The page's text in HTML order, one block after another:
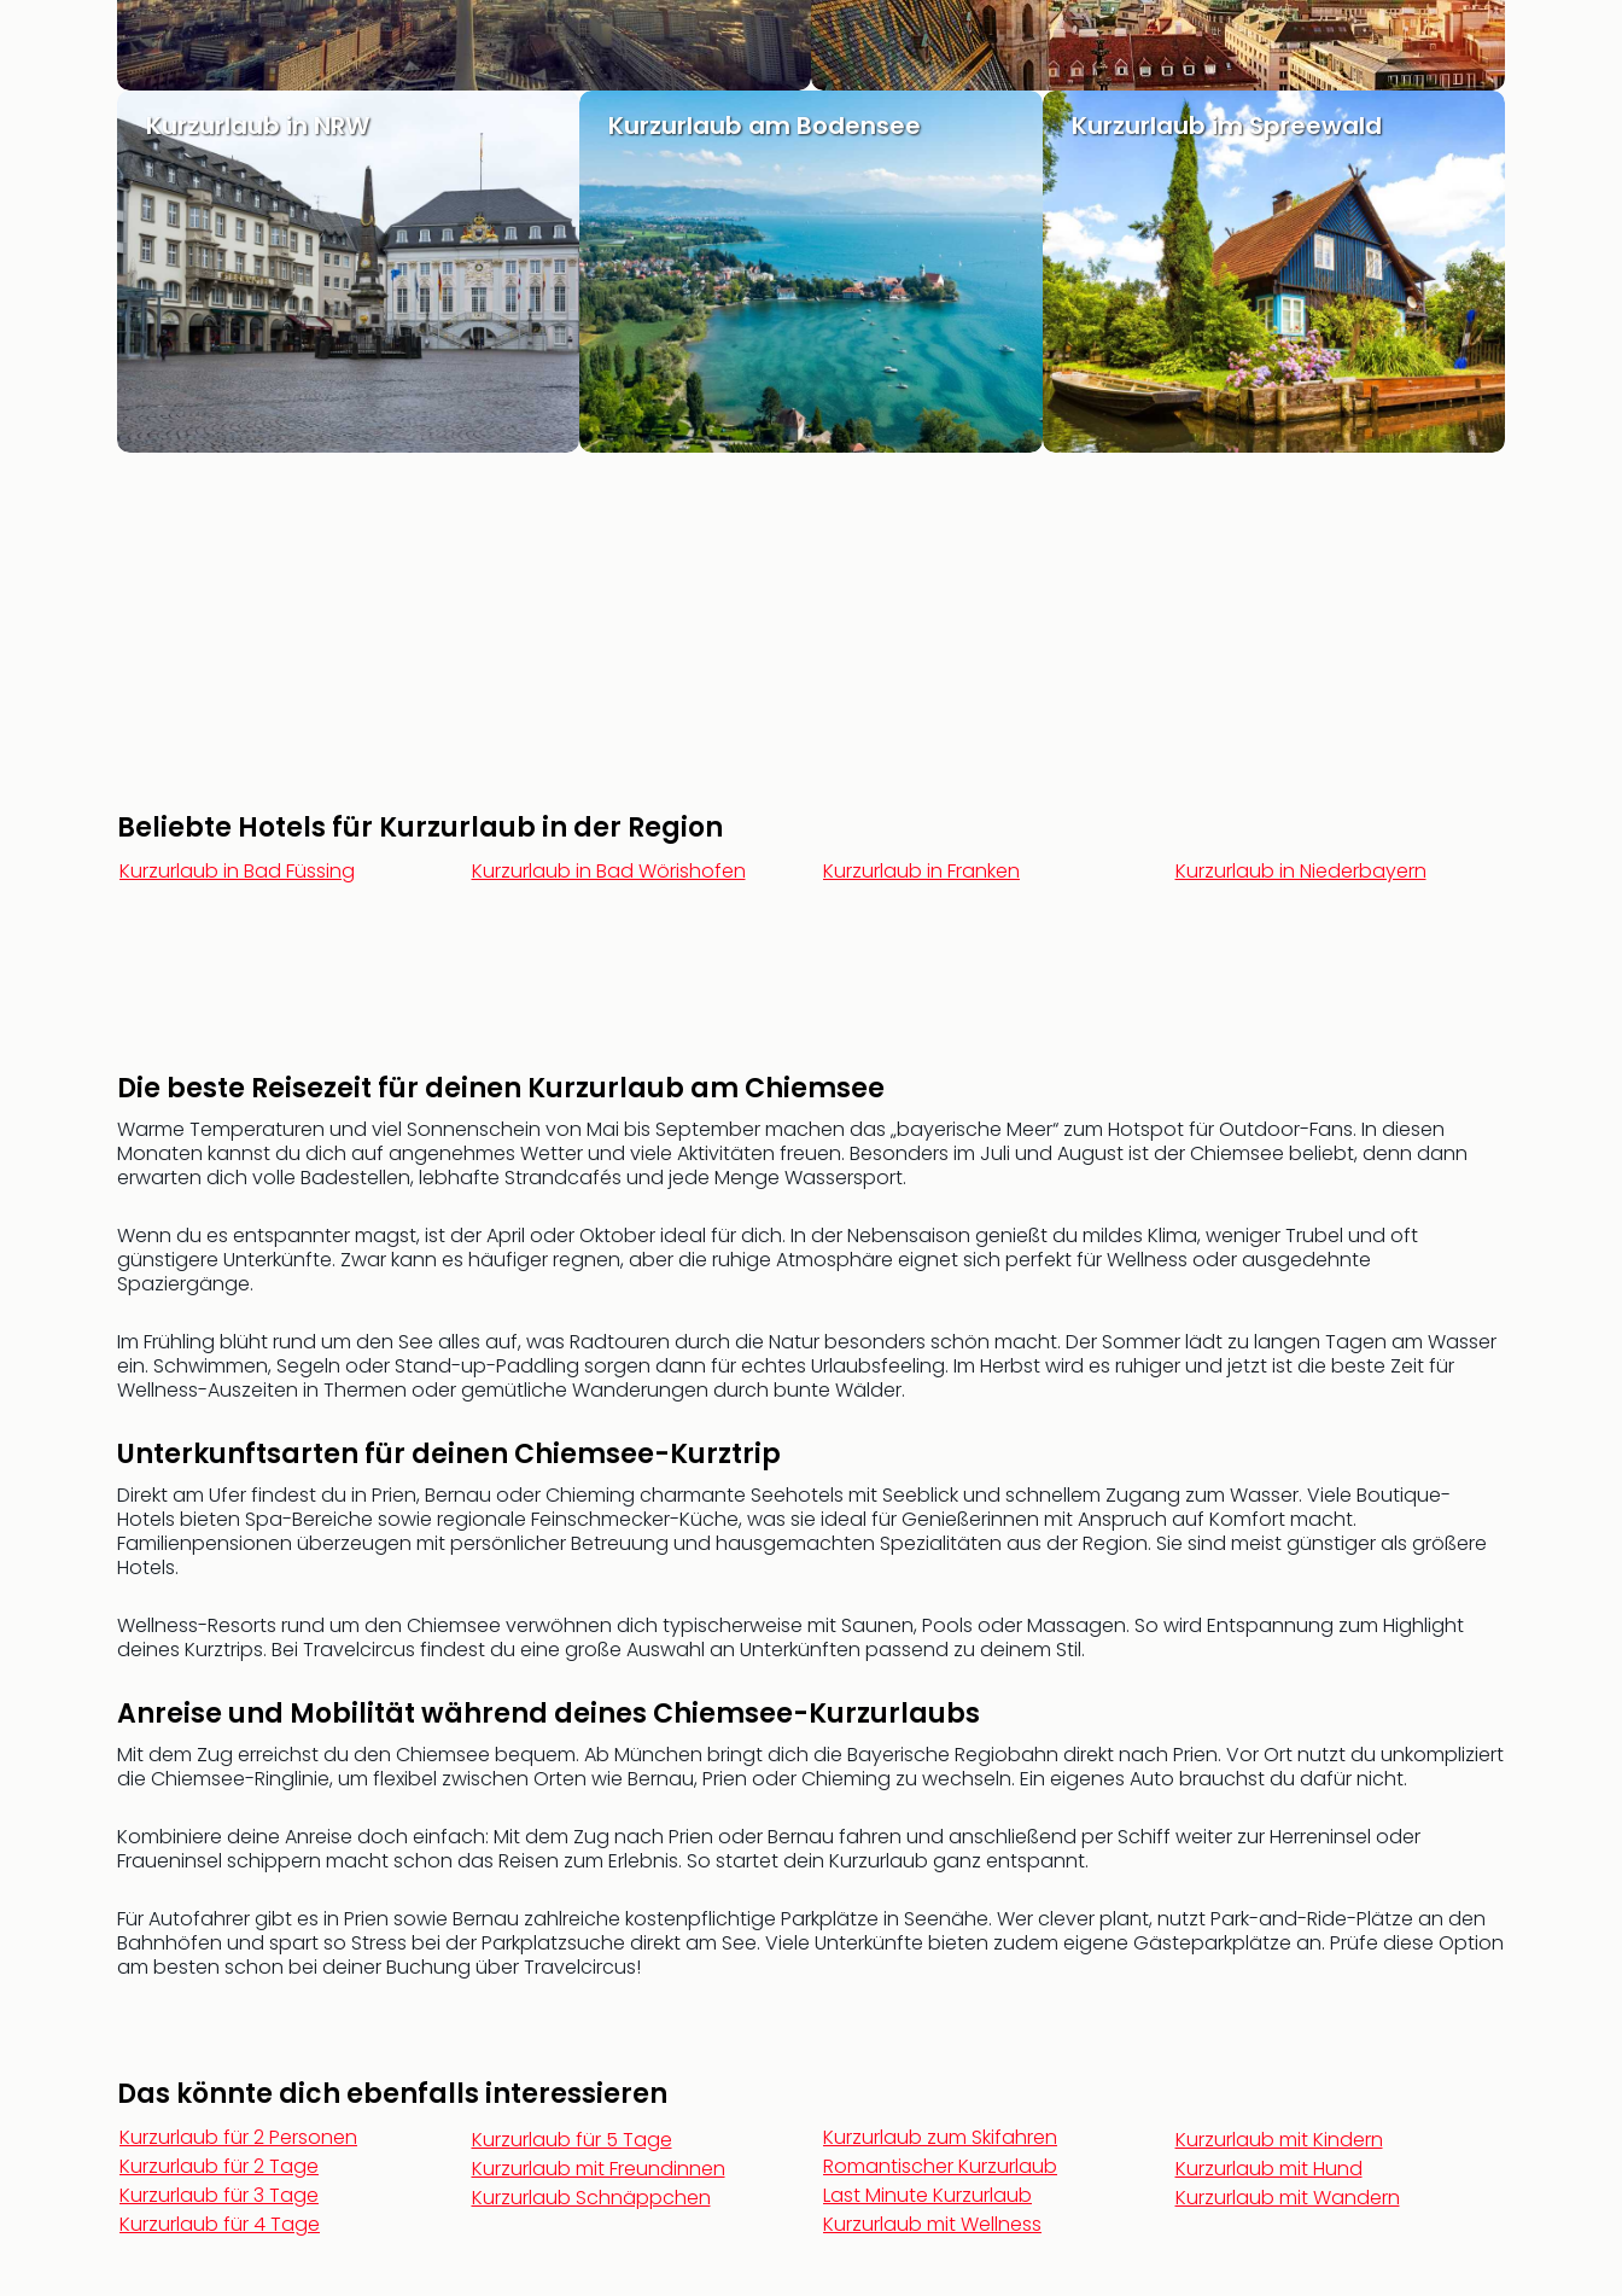
Kurzurlaub in NRW Kurzurlaub am Bodensee Kurzurlaub im Spreewald
Beliebte Hotels für Kurzurlaub in der Region
Kurzurlaub in Bad Füssing Kurzurlaub in Bad Wörishofen Kurzurlaub in Franken Kurzurlaub in Niederbayern
Die beste Reisezeit für deinen Kurzurlaub am Chiemsee
Warme Temperaturen und viel Sonnenschein von Mai bis September machen das „bayerische Meer“ zum Hotspot für Outdoor-Fans. In diesen
Monaten kannst du dich auf angenehmes Wetter und viele Aktivitäten freuen. Besonders im Juli und August ist der Chiemsee beliebt, denn dann
erwarten dich volle Badestellen, lebhafte Strandcafés und jede Menge Wassersport.
Wenn du es entspannter magst, ist der April oder Oktober ideal für dich. In der Nebensaison genießt du mildes Klima, weniger Trubel und oft
günstigere Unterkünfte. Zwar kann es häufiger regnen, aber die ruhige Atmosphäre eignet sich perfekt für Wellness oder ausgedehnte
Spaziergänge.
Im Frühling blüht rund um den See alles auf, was Radtouren durch die Natur besonders schön macht. Der Sommer lädt zu langen Tagen am Wasser
ein. Schwimmen, Segeln oder Stand-up-Paddling sorgen dann für echtes Urlaubsfeeling. Im Herbst wird es ruhiger und jetzt ist die beste Zeit für
Wellness-Auszeiten in Thermen oder gemütliche Wanderungen durch bunte Wälder.
Unterkunftsarten für deinen Chiemsee-Kurztrip
Direkt am Ufer findest du in Prien, Bernau oder Chieming charmante Seehotels mit Seeblick und schnellem Zugang zum Wasser. Viele Boutique-
Hotels bieten Spa-Bereiche sowie regionale Feinschmecker-Küche, was sie ideal für Genießerinnen mit Anspruch auf Komfort macht.
Familienpensionen überzeugen mit persönlicher Betreuung und hausgemachten Spezialitäten aus der Region. Sie sind meist günstiger als größere
Hotels.
Wellness-Resorts rund um den Chiemsee verwöhnen dich typischerweise mit Saunen, Pools oder Massagen. So wird Entspannung zum Highlight
deines Kurztrips. Bei Travelcircus findest du eine große Auswahl an Unterkünften passend zu deinem Stil.
Anreise und Mobilität während deines Chiemsee-Kurzurlaubs
Mit dem Zug erreichst du den Chiemsee bequem. Ab München bringt dich die Bayerische Regiobahn direkt nach Prien. Vor Ort nutzt du unkompliziert
die Chiemsee-Ringlinie, um flexibel zwischen Orten wie Bernau, Prien oder Chieming zu wechseln. Ein eigenes Auto brauchst du dafür nicht.
Kombiniere deine Anreise doch einfach: Mit dem Zug nach Prien oder Bernau fahren und anschließend per Schiff weiter zur Herreninsel oder
Fraueninsel schippern macht schon das Reisen zum Erlebnis. So startet dein Kurzurlaub ganz entspannt.
Für Autofahrer gibt es in Prien sowie Bernau zahlreiche kostenpflichtige Parkplätze in Seenähe. Wer clever plant, nutzt Park-and-Ride-Plätze an den
Bahnhöfen und spart so Stress bei der Parkplatzsuche direkt am See. Viele Unterkünfte bieten zudem eigene Gästeparkplätze an. Prüfe diese Option
am besten schon bei deiner Buchung über Travelcircus!
Das könnte dich ebenfalls interessieren
Kurzurlaub für 2 Personen
Kurzurlaub für 2 Tage
Kurzurlaub für 3 Tage
Kurzurlaub für 4 Tage
Kurzurlaub für 5 Tage
Kurzurlaub mit Freundinnen
Kurzurlaub Schnäppchen
Kurzurlaub zum Skifahren
Romantischer Kurzurlaub
Last Minute Kurzurlaub
Kurzurlaub mit Wellness
Kurzurlaub mit Kindern
Kurzurlaub mit Hund
Kurzurlaub mit Wandern